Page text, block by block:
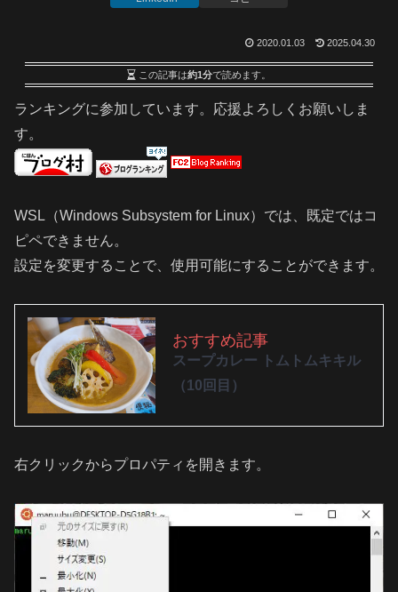
2020.01.03 2025.04.30
この記事は約1分で読めます。
ランキングに参加しています。応援よろしくお願いしま
す。
WSL（Windows Subsystem for Linux）では、既定ではコ
ピペできません。
設定を変更することで、使用可能にすることができます。
おすすめ記事
スープカレー トムトムキキル
（10回目）
右クリックからプロパティを開きます。